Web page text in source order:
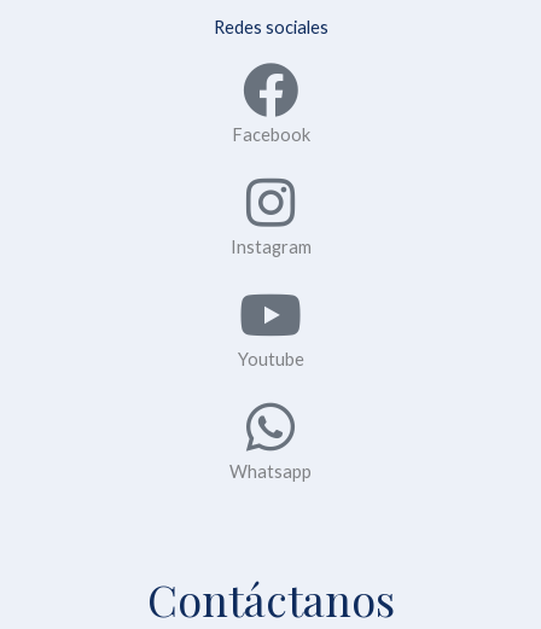
Redes sociales
Facebook
Instagram
Youtube
Whatsapp
Contáctanos